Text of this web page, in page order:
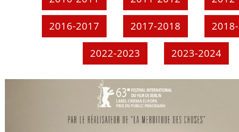
2016-2017 2017-2018
2022-2023 2023-2024